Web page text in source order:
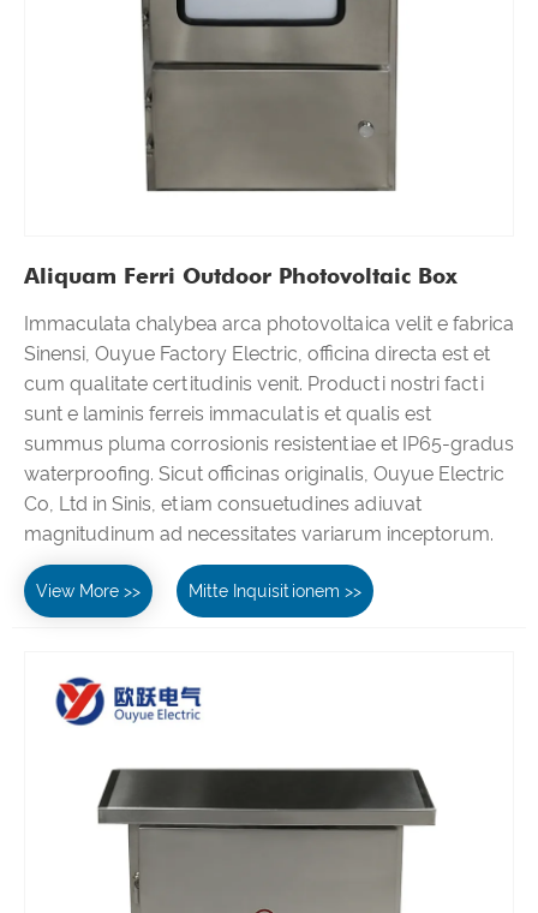
Aliquam Ferri Outdoor Photovoltaic Box
Immaculata chalybea arca photovoltaica velit e fabrica
Sinensi, Ouyue Factory Electric, officina directa est et
cum qualitate certitudinis venit. Producti nostri facti
sunt e laminis ferreis immaculatis et qualis est
summus pluma corrosionis resistentiae et IP65-gradus
waterproofing. Sicut officinas originalis, Ouyue Electric
Co, Ltd in Sinis, etiam consuetudines adiuvat
magnitudinum ad necessitates variarum inceptorum.
View More >> Mitte Inquisitionem >>